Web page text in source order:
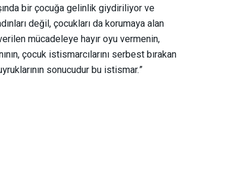
bir çocuğa gelinlik giydiriliyor ve
değil, çocukları da korumaya alan
mücadeleye hayır oyu vermenin,
çocuk istismarcılarını serbest bırakan
sonucudur bu istismar.”